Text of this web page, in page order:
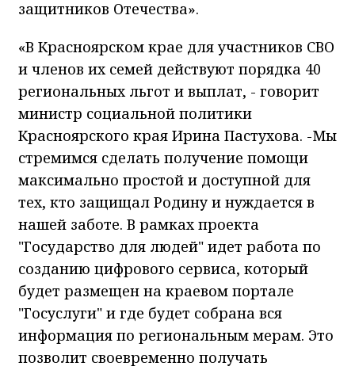
защитников Отечества».
«В Красноярском крае для участников СВО
и членов их семей действуют порядка 40
региональных льгот и выплат, - говорит
министр социальной политики
Красноярского края Ирина Пастухова. -Мы
стремимся сделать получение помощи
максимально простой и доступной для
тех, кто защищал Родину и нуждается в
нашей заботе. В рамках проекта
"Государство для людей" идет работа по
созданию цифрового сервиса, который
будет размещен на краевом портале
"Госуслуги" и где будет собрана вся
информация по региональным мерам. Это
позволит своевременно получать